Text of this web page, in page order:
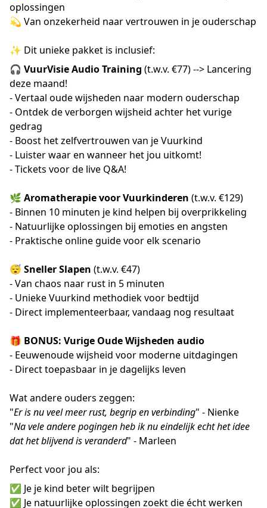
oplossingen
💫 Van onzekerheid naar vertrouwen in je ouderschap
✨ Dit unieke pakket is inclusief:
🎧 VuurVisie Audio Training (t.w.v. €77) --> Lancering
deze maand!
- Vertaal oude wijsheden naar modern ouderschap
- Ontdek de verborgen wijsheid achter het vurige
gedrag
- Boost het zelfvertrouwen van je Vuurkind
- Luister waar en wanneer het jou uitkomt!
- Tickets voor de live Q&A!
🌿 Aromatherapie voor Vuurkinderen (t.w.v. €129)
- Binnen 10 minuten je kind helpen bij overprikkeling
- Natuurlijke oplossingen bij emoties en angsten
- Praktische online guide voor elk scenario
😴 Sneller Slapen (t.w.v. €47)
- Van chaos naar rust in 5 minuten
- Unieke Vuurkind methodiek voor bedtijd
- Direct implementeerbaar, vandaag nog resultaat
🎁 BONUS: Vurige Oude Wijsheden audio
- Eeuwenoude wijsheid voor moderne uitdagingen
- Direct toepasbaar in je dagelijks leven
Wat andere ouders zeggen:
"Er is nu veel meer rust, begrip en verbinding" - Nienke
"Na vele andere pogingen heb ik nu eindelijk echt het idee
dat het blijvend is veranderd" - Marleen
Perfect voor jou als:
✅ Je je kind beter wilt begrijpen
✅ Je natuurlijke oplossingen zoekt die écht werken